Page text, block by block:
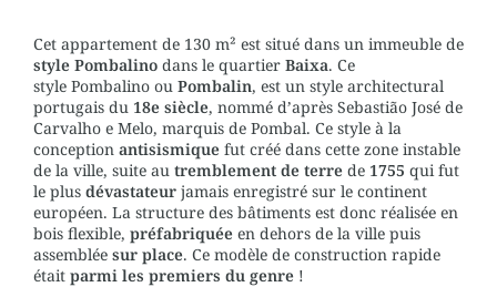
Cet appartement de 130 m² est situé dans un immeuble de
style Pombalino dans le quartier Baixa. Ce
style Pombalino ou Pombalin, est un style architectural
portugais du 18e siècle, nommé d’après Sebastião José de
Carvalho e Melo, marquis de Pombal. Ce style à la
conception antisismique fut créé dans cette zone instable
de la ville, suite au tremblement de terre de 1755 qui fut
le plus dévastateur jamais enregistré sur le continent
européen. La structure des bâtiments est donc réalisée en
bois flexible, préfabriquée en dehors de la ville puis
assemblée sur place. Ce modèle de construction rapide
était parmi les premiers du genre !